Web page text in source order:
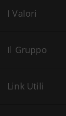
I Valori
Il Gruppo
Link Utili